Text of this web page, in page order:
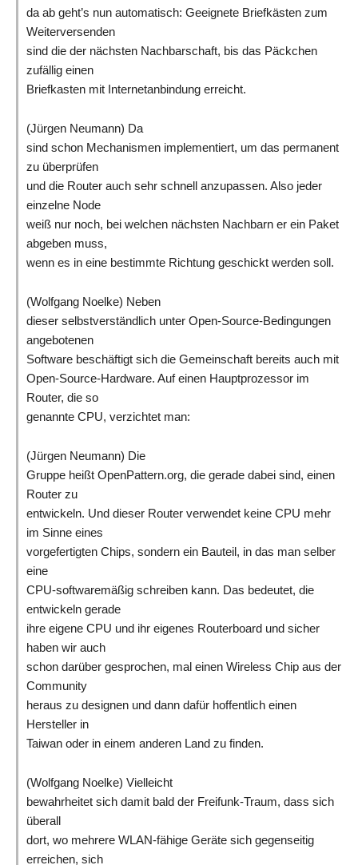
da ab geht’s nun automatisch: Geeignete Briefkästen zum
Weiterversenden
sind die der nächsten Nachbarschaft, bis das Päckchen
zufällig einen
Briefkasten mit Internetanbindung erreicht.
(Jürgen Neumann) Da
sind schon Mechanismen implementiert, um das permanent
zu überprüfen
und die Router auch sehr schnell anzupassen. Also jeder
einzelne Node
weiß nur noch, bei welchen nächsten Nachbarn er ein Paket
abgeben muss,
wenn es in eine bestimmte Richtung geschickt werden soll.
(Wolfgang Noelke) Neben
dieser selbstverständlich unter Open-Source-Bedingungen
angebotenen
Software beschäftigt sich die Gemeinschaft bereits auch mit
Open-Source-Hardware. Auf einen Hauptprozessor im
Router, die so
genannte CPU, verzichtet man:
(Jürgen Neumann) Die
Gruppe heißt OpenPattern.org, die gerade dabei sind, einen
Router zu
entwickeln. Und dieser Router verwendet keine CPU mehr
im Sinne eines
vorgefertigten Chips, sondern ein Bauteil, in das man selber
eine
CPU-softwaremäßig schreiben kann. Das bedeutet, die
entwickeln gerade
ihre eigene CPU und ihr eigenes Routerboard und sicher
haben wir auch
schon darüber gesprochen, mal einen Wireless Chip aus der
Community
heraus zu designen und dann dafür hoffentlich einen
Hersteller in
Taiwan oder in einem anderen Land zu finden.
(Wolfgang Noelke) Vielleicht
bewahrheitet sich damit bald der Freifunk-Traum, dass sich
überall
dort, wo mehrere WLAN-fähige Geräte sich gegenseitig
erreichen, sich